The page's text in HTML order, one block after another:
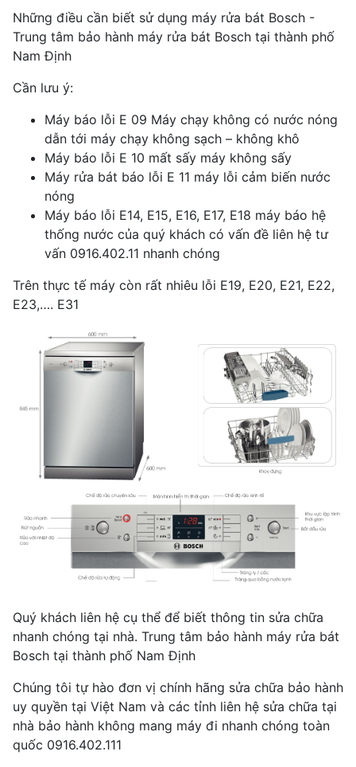
Những điều cần biết sử dụng máy rửa bát Bosch -
Trung tâm bảo hành máy rửa bát Bosch tại thành phố
Nam Định
Cần lưu ý:
Máy báo lỗi E 09 Máy chạy không có nước nóng
dẫn tới máy chạy không sạch – không khô
Máy báo lỗi E 10 mất sấy máy không sấy
Máy rửa bát báo lỗi E 11 máy lỗi cảm biến nước
nóng
Máy báo lỗi E14, E15, E16, E17, E18 máy báo hệ
thống nước của quý khách có vấn đề liên hệ tư
vấn 0916.402.11 nhanh chóng
Trên thực tế máy còn rất nhiêu lỗi E19, E20, E21, E22,
E23,…. E31
Quý khách liên hệ cụ thể để biết thông tin sửa chữa
nhanh chóng tại nhà. Trung tâm bảo hành máy rửa bát
Bosch tại thành phố Nam Định
Chúng tôi tự hào đơn vị chính hãng sửa chữa bảo hành
uy quyền tại Việt Nam và các tỉnh liên hệ sửa chữa tại
nhà bảo hành không mang máy đi nhanh chóng toàn
quốc 0916.402.111